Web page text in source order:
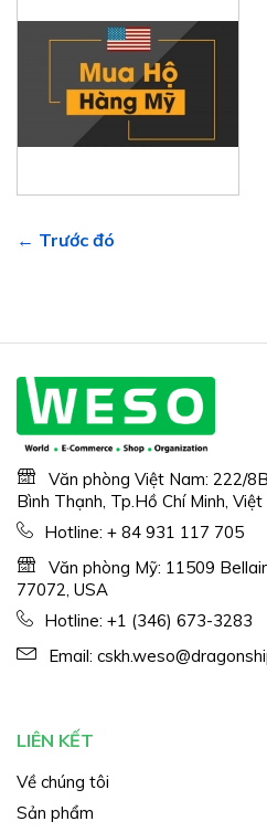
← Trước đó
Văn phòng Việt Nam: 222/
Bình Thạnh, Tp.Hồ Chí Minh,
Hotline: + 84 931 117 705
Văn phòng Mỹ: 11509
77072, USA
Hotline: +1 (346) 673-3283
Email:
LIÊN KẾT
Về chúng tôi
Sản phẩm